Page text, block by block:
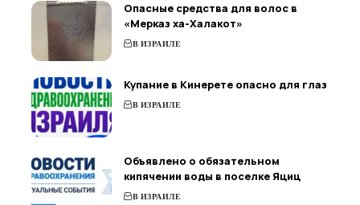
Опасные средства для волос в
«Мерказ ха-Халакот»
В ИЗРАИЛЕ
Купание в Кинерете опасно для глаз
В ИЗРАИЛЕ
Объявлено о обязательном
кипячении воды в поселке Яциц
В ИЗРАИЛЕ